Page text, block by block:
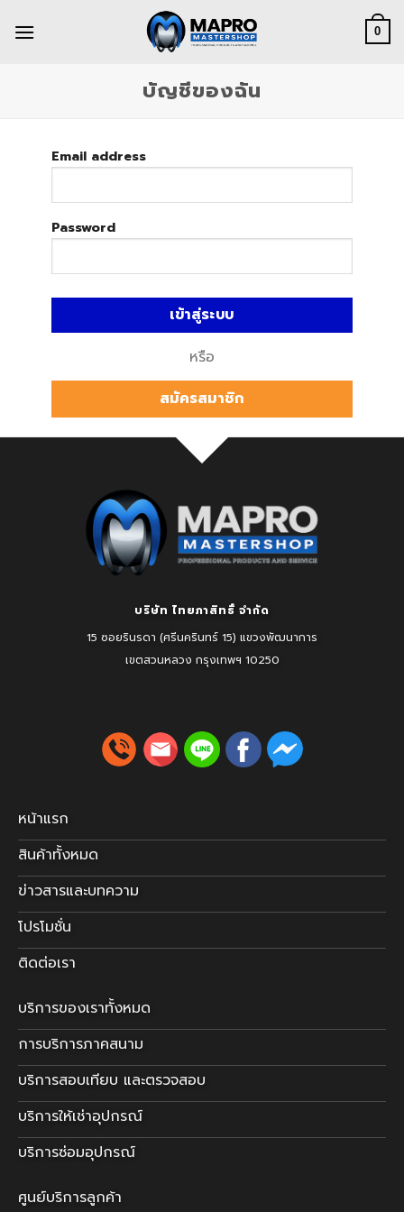
0
บัญชีของฉัน
Email address
Password
เข้าสู่ระบบ
หรือ
สมัครสมาชิก
บริษัท ไทยภาสิทธิ์ จำกัด
15 ซอยรินรดา (ศรีนครินทร์ 15) แขวงพัฒนาการ
เขตสวนหลวง กรุงเทพฯ 10250
หน้าแรก
สินค้าทั้งหมด
ข่าวสารและบทความ
โปรโมชั่น
ติดต่อเรา
บริการของเราทั้งหมด
การบริการภาคสนาม
บริการสอบเทียบ และตรวจสอบ
บริการให้เช่าอุปกรณ์
บริการซ่อมอุปกรณ์
ศูนย์บริการลูกค้า